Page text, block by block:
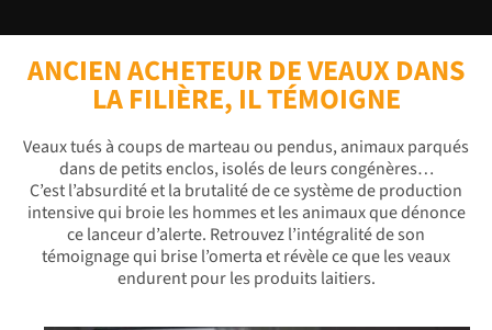
ANCIEN ACHETEUR DE VEAUX DANS
LA FILIÈRE, IL TÉMOIGNE
Veaux tués à coups de marteau ou pendus, animaux parqués
dans de petits enclos, isolés de leurs congénères…
C’est l’absurdité et la brutalité de ce système de production
intensive qui broie les hommes et les animaux que dénonce
ce lanceur d’alerte. Retrouvez l’intégralité de son
témoignage qui brise l’omerta et révèle ce que les veaux
endurent pour les produits laitiers.